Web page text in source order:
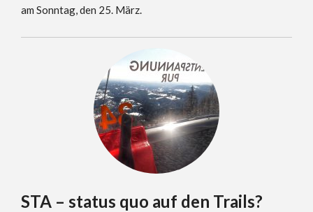
am Sonntag, den 25. März.
STA – status quo auf den Trails?